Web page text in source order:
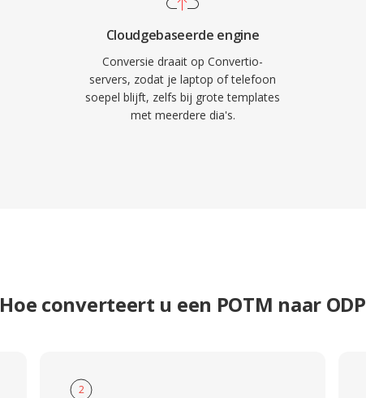
Cloudgebaseerde engine
Conversie draait op Convertio-
servers, zodat je laptop of telefoon
soepel blijft, zelfs bij grote templates
met meerdere dia's.
Hoe converteert u een POTM naar ODP
2